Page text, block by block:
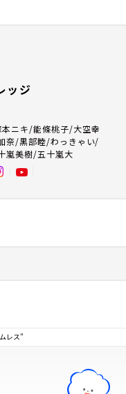
ッジ
本ニキ/能條桃子/大空幸
奈/黒部睦/わっきゃい/
嵐美樹/五十嵐大
レス"